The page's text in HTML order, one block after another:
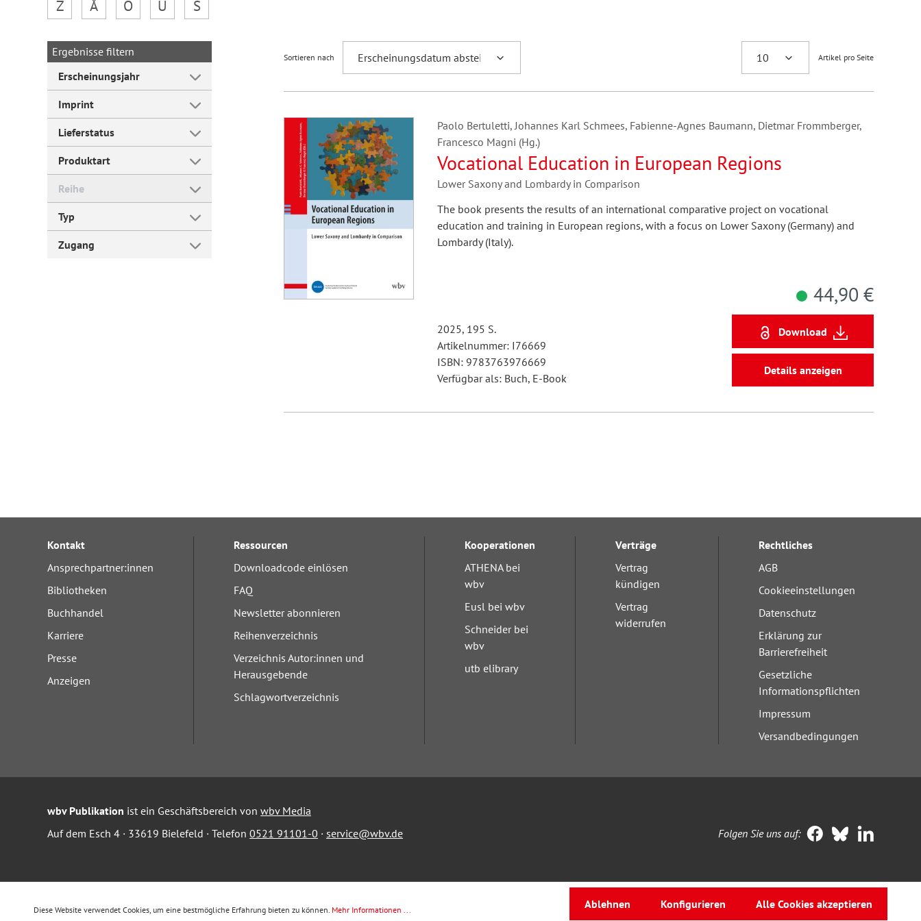
Forum Arbeitslehre
Z
Å Ö Ü Š
Ergebnisse filtern
Erscheinungsjahr
Imprint
Lieferstatus
Produktart
Reihe
Typ
Zugang
Sortieren nach Artikel pro Seite
Paolo Bertuletti, Johannes Karl Schmees, Fabienne-Agnes Baumann, Dietmar Frommberger,
Francesco Magni (Hg.)
Vocational Education in European Regions
Lower Saxony and Lombardy in Comparison
The book presents the results of an international comparative project on vocational
education and training in European regions, with a focus on Lower Saxony (Germany) and
Lombardy (Italy).
2025, 195 S.
Artikelnummer: I76669
ISBN: 9783763976669
Verfügbar als: Buch, E-Book
44,90 €
Download
Details anzeigen
Kontakt
Ansprechpartner:innen
Bibliotheken
Buchhandel
Karriere
Presse
Anzeigen
Ressourcen
Downloadcode einlösen
FAQ
Newsletter abonnieren
Reihenverzeichnis
Verzeichnis Autor:innen und
Herausgebende
Schlagwortverzeichnis
Kooperationen
ATHENA bei
wbv
Eusl bei wbv
Schneider bei
wbv
utb elibrary
Verträge
Vertrag
kündigen
Vertrag
widerrufen
Rechtliches
AGB
Cookieeinstellungen
Datenschutz
Erklärung zur
Barrierefreiheit
Gesetzliche
Informationspflichten
Impressum
Versandbedingungen
wbv Publikation ist ein Geschäftsbereich von wbv Media
Auf dem Esch 4 · 33619 Bielefeld · Telefon 0521 91101-0 · service@wbv.de Folgen Sie uns auf:
Diese Website verwendet Cookies, um eine bestmögliche Erfahrung bieten zu können. Mehr Informationen ... Ablehnen Konfigurieren Alle Cookies akzeptieren